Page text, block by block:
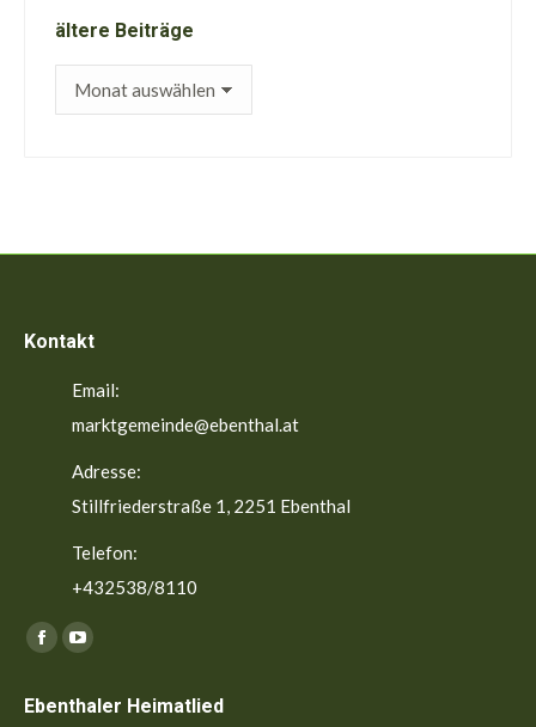
ältere Beiträge
ältere
Kontakt
Email:
marktgemeinde@ebenthal.at
Adresse:
Stillfriederstraße 1, 2251 Ebenthal
Telefon:
+432538/8110
Finden Sie uns auf:
Facebook
opens
YouTube
opens
Ebenthaler Heimatlied